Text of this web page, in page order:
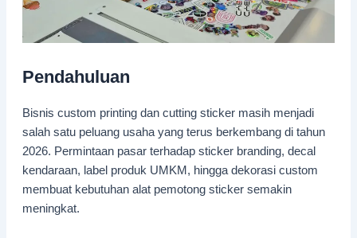
Pendahuluan
Bisnis custom printing dan cutting sticker masih menjadi
salah satu peluang usaha yang terus berkembang di tahun
2026. Permintaan pasar terhadap sticker branding, decal
kendaraan, label produk UMKM, hingga dekorasi custom
membuat kebutuhan alat pemotong sticker semakin
meningkat.